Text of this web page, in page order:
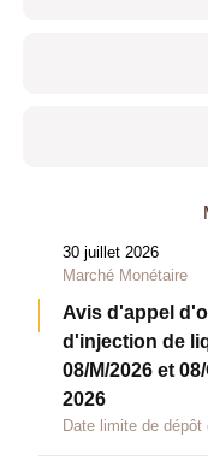
30 juillet 2026
Marché Monétaire
Avis d'appel
d'injection de
08/M/2026 et
2026
Date limite de